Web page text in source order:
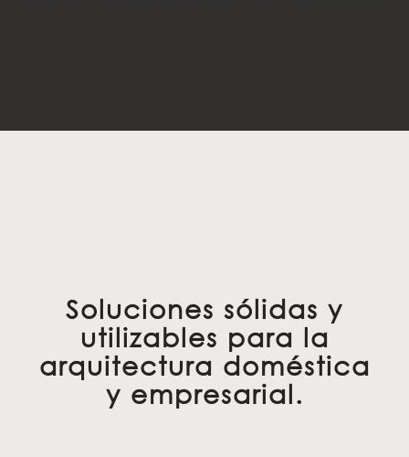
Soluciones sólidas y
utilizables para la
arquitectura doméstica
y empresarial.